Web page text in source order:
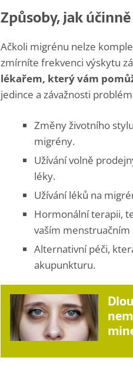
Způsoby, jak
Ačkoli migrénu nelze
zmírníte frekvenci výskytu
lékařem, který vám
jedince a závažnosti
Změny životního
migrény.
Užívání volně
léky.
Užívání léků na
Hormonální terapii,
vaším menstruačním
Alternativní péči,
akupunkturu.